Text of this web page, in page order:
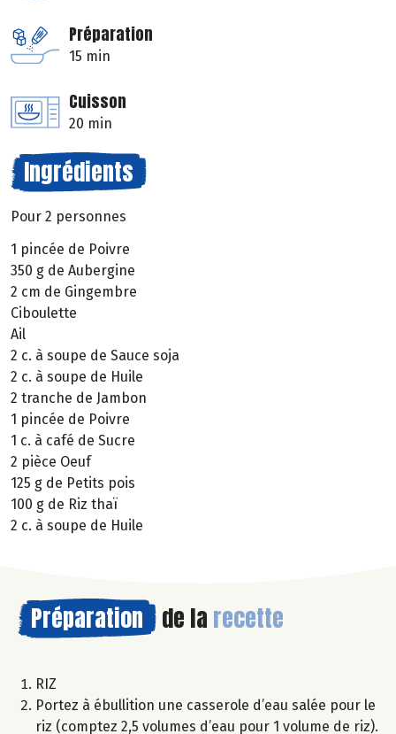
Préparation
15 min
Cuisson
20 min
Ingrédients
Pour 2 personnes
1 pincée de Poivre
350 g de Aubergine
2 cm de Gingembre
Ciboulette
Ail
2 c. à soupe de Sauce soja
2 c. à soupe de Huile
2 tranche de Jambon
1 pincée de Poivre
1 c. à café de Sucre
2 pièce Oeuf
125 g de Petits pois
100 g de Riz thaï
2 c. à soupe de Huile
Préparation de la recette
RIZ
Portez à ébullition une casserole d’eau salée pour le
riz (comptez 2,5 volumes d’eau pour 1 volume de riz).